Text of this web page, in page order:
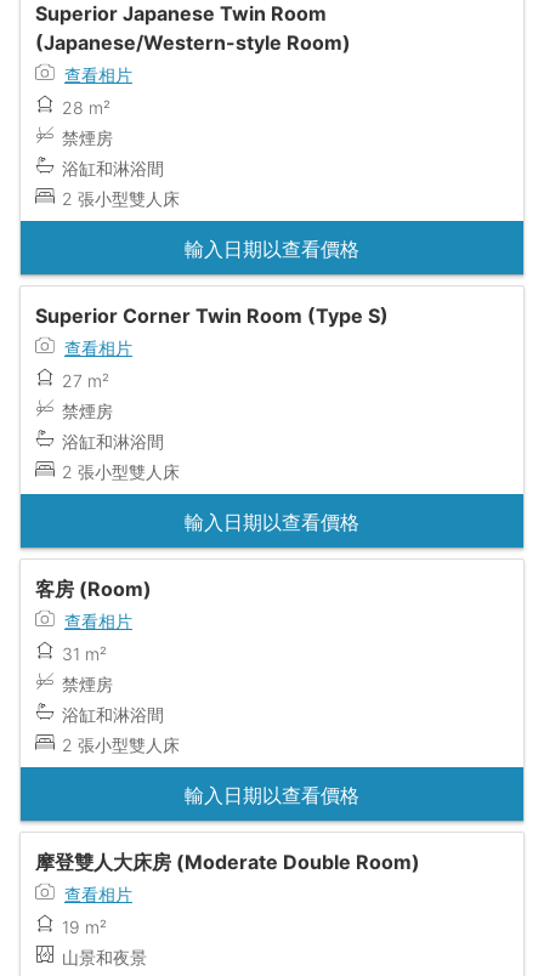
Superior Japanese Twin Room
(Japanese/Western-style Room)
查看相片
28 m²
禁煙房
浴缸和淋浴間
2 張小型雙人床
輸入日期以查看價格
Superior Corner Twin Room (Type S)
查看相片
27 m²
禁煙房
浴缸和淋浴間
2 張小型雙人床
輸入日期以查看價格
客房 (Room)
查看相片
31 m²
禁煙房
浴缸和淋浴間
2 張小型雙人床
輸入日期以查看價格
摩登雙人大床房 (Moderate Double Room)
查看相片
19 m²
山景和夜景